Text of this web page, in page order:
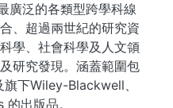
廣泛的各類型跨學科線
、超過兩世紀的研究資
學、社會科學及人文領
研究發現。涵蓋範圍包
下Wiley-Blackwell、
出版品。